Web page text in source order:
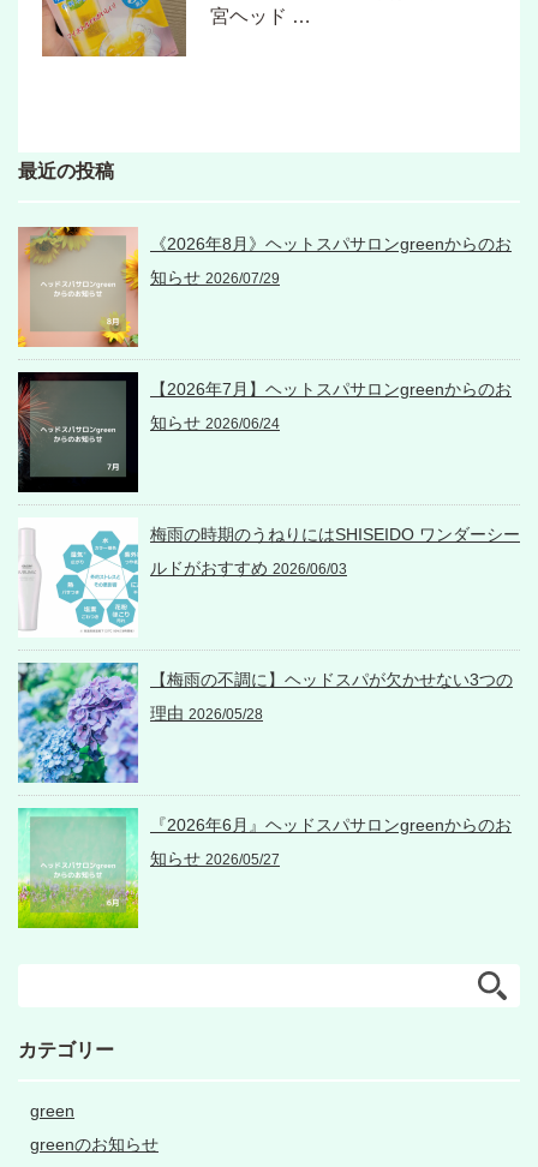
宮ヘッド …
最近の投稿
《2026年8月》ヘットスパサロンgreenからのお
知らせ 2026/07/29
【2026年7月】ヘットスパサロンgreenからのお
知らせ 2026/06/24
梅雨の時期のうねりにはSHISEIDO ワンダーシー
ルドがおすすめ 2026/06/03
【梅雨の不調に】ヘッドスパが欠かせない3つの
理由 2026/05/28
『2026年6月』ヘッドスパサロンgreenからのお
知らせ 2026/05/27
カテゴリー
green
greenのお知らせ